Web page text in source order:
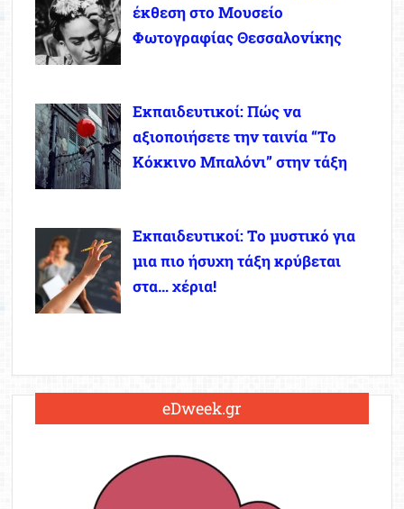
έκθεση στο Μουσείο
Φωτογραφίας Θεσσαλονίκης
Εκπαιδευτικοί: Πώς να
αξιοποιήσετε την ταινία “Το
Κόκκινο Μπαλόνι” στην τάξη
Εκπαιδευτικοί: Το μυστικό για
μια πιο ήσυχη τάξη κρύβεται
στα… χέρια!
eDweek.gr